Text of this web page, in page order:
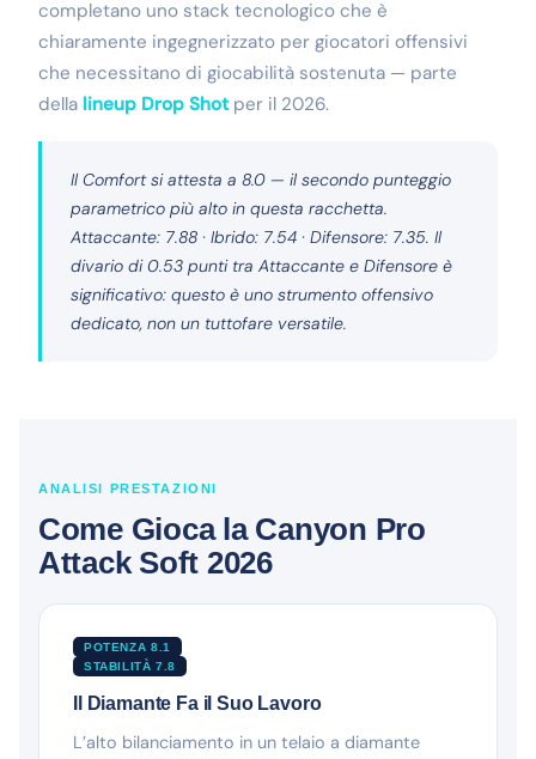
completano uno stack tecnologico che è
chiaramente ingegnerizzato per giocatori offensivi
che necessitano di giocabilità sostenuta — parte
della lineup Drop Shotper il 2026.
Il Comfort si attesta a 8.0 — il secondo punteggio
parametrico più alto in questa racchetta.
Attaccante: 7.88 · Ibrido: 7.54 · Difensore: 7.35. Il
divario di 0.53 punti tra Attaccante e Difensore è
significativo: questo è uno strumento offensivo
dedicato, non un tuttofare versatile.
ANALISI PRESTAZIONI
Come Gioca la Canyon Pro
Attack Soft 2026
POTENZA 8.1
STABILITÀ 7.8
Il Diamante Fa il Suo Lavoro
L’alto bilanciamento in un telaio a diamante